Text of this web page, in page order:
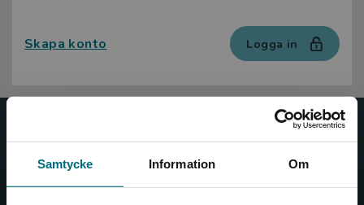
Samtycke Information Om
Skapa konto Logga in
Nypon och Vilja
Nypon och Vilja förlag ger ut böcker som väcker läslust